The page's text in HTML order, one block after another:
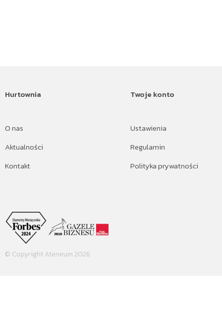
Hurtownia
O nas
Aktualności
Kontakt
Twoje konto
Ustawienia
Regulamin
Polityka prywatności
© Copyright Ateneum 2026